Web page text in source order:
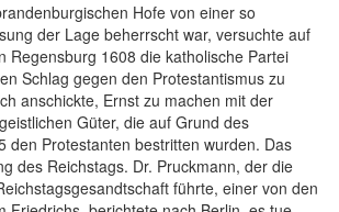
Hofe von einer so
der Lage beherrscht war, versuchte auf
Regensburg 1608 die katholische Partei
Schlag gegen den Protestantismus zu
anschickte, Ernst zu machen mit der
Güter, die auf Grund des
den Protestanten bestritten wurden. Das
des Reichstags. Dr. Pruckmann, der die
führte, einer von den